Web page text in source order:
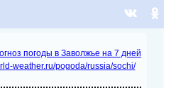
погоды в Заволжье на 7 дней
weather.ru/pogoda/russia/sochi/